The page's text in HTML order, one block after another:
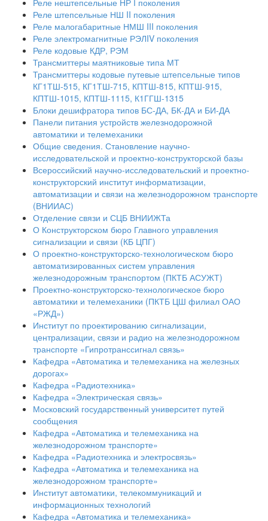
Реле нештепсельные НР І поколения
Реле штепсельные НШ II поколения
Реле малогабаритные НМШ III поколения
Реле электромагнитные РЭЛIV поколения
Реле кодовые КДР, РЭМ
Трансмиттеры маятниковые типа МТ
Трансмиттеры кодовые путевые штепсельные типов
КГ1ТШ-515, КГ1ТШ-715, КПТШ-815, КПТШ-915,
КПТШ-1015, КПТШ-1115, К1ГГШ-1315
Блоки дешифратора типов БС-ДА, БК-ДА и БИ-ДА
Панели питания устройств железнодорожной
автоматики и телемеханики
Общие сведения. Становление научно-
исследовательской и проектно-конструкторской базы
Всероссийский научно-исследовательский и проектно-
конструкторский институт информатизации,
автоматизации и связи на железнодорожном транспорте
(ВНИИАС)
Отделение связи и СЦБ ВНИИЖТа
О Конструкторском бюро Главного управления
сигнализации и связи (КБ ЦПГ)
О проектно-конструкторско-технологическом бюро
автоматизированных систем управления
железнодорожным транспортом (ПКТБ АСУЖТ)
Проектно-конструкторско-технологическое бюро
автоматики и телемеханики (ПКТБ ЦШ филиал ОАО
«РЖД»)
Институт по проектированию сигнализации,
централизации, связи и радио на железнодорожном
транспорте «Гипротранссигнал связь»
Кафедра «Автоматика и телемеханика на железных
дорогах»
Кафедра «Радиотехника»
Кафедра «Электрическая связь»
Московский государственный университет путей
сообщения
Кафедра «Автоматика и телемеханика на
железнодорожном транспорте»
Кафедра «Радиотехника и электросвязь»
Кафедра «Автоматика и телемеханика на
железнодорожном транспорте»
Институт автоматики, телекоммуникаций и
информационных технологий
Кафедра «Автоматика и телемеханика»